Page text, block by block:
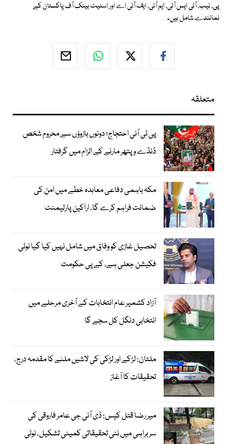
پی، نیب، آئی ایس آئی، ایم آئی، ایف آئی اے اور اسٹیٹ بینک آف پاکستان کے
نمائندے شامل ہیں۔
متعلقہ
پی ٹی آئی احتجاج؛ دونوں بازوؤں سے محروم شخص
ڈنڈے و پتھر مارنے کے الزام میں گرفتار
مکہ باہمی دفاعی معاہدہ خطے میں امن کی
ضمانت فراہم کرے گا، اراکین پارلیمنٹ
تحصیل غازی کو وفاق میں شامل نہیں کیا گیا نوٹی
فکیشن جعلی ہے، کے پی حکومت
آزاد کشمیر عام انتخابات کے آخری مرحلے میں
انتخابی دنگل کل سجے گا
ملتان: لڑکے اور لڑکی کی لاشیں ملنے کا مقدمہ درج،
تحقیقات کا آغاز
میر رضا قتل کیس: ڈی آئی جی عامر فاروقی کی
سربراہی میں نئی تحقیقاتی کمیٹی تشکیل، نوٹی